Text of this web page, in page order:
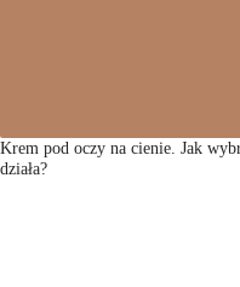
Krem pod oczy na cienie. Jak
działa?